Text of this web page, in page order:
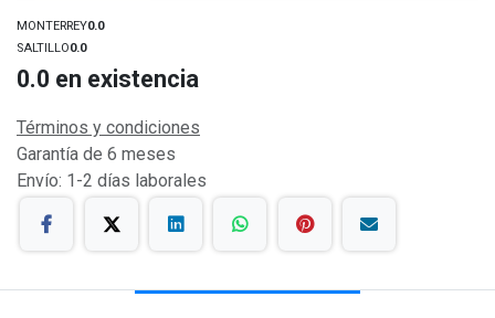
MONTERREY0.0
SALTILLO0.0
0.0 en existencia
Términos y condiciones
Garantía de 6 meses
Envío: 1-2 días laborales